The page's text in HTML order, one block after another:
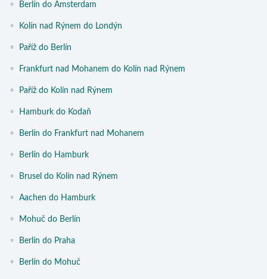
• Berlín do Amsterdam
• Kolín nad Rýnem do Londýn
• Paříž do Berlín
• Frankfurt nad Mohanem do Kolín nad Rýnem
• Paříž do Kolín nad Rýnem
• Hamburk do Kodaň
• Berlín do Frankfurt nad Mohanem
• Berlín do Hamburk
• Brusel do Kolín nad Rýnem
• Aachen do Hamburk
• Mohuč do Berlín
• Berlín do Praha
• Berlín do Mohuč